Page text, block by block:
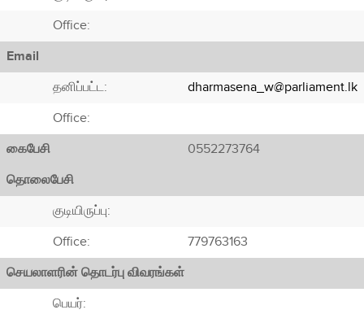
Office:
Email
தனிப்பட்ட:
dharmasena_w@parliament.lk
Office:
கைபேசி
0552273764
தொலைபேசி
குடியிருப்பு:
Office:
779763163
செயலாளரின் தொடர்பு விவரங்கள்
பெயர்: